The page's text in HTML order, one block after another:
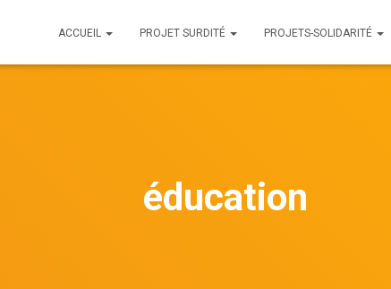
ACCUEIL PROJET SURDITÉ PROJETS-SOLIDARITÉ
éducation